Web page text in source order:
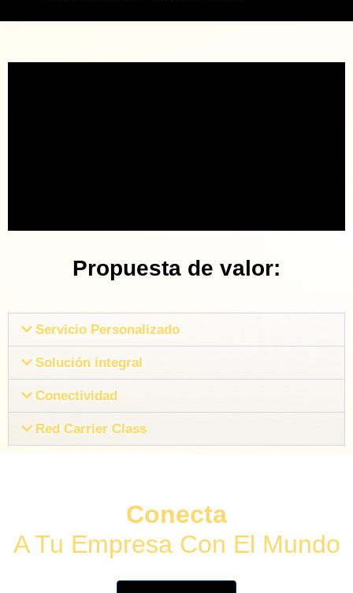
Propuesta de valor:
Servicio Personalizado
Solución integral
Conectividad
Red Carrier Class
Conecta
A Tu Empresa Con El Mundo